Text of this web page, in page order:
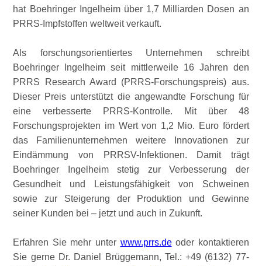
hat Boehringer Ingelheim über 1,7 Milliarden Dosen an
PRRS-Impfstoffen weltweit verkauft.
Als forschungsorientiertes Unternehmen schreibt
Boehringer Ingelheim seit mittlerweile 16 Jahren den
PRRS Research Award (PRRS-Forschungspreis) aus.
Dieser Preis unterstützt die angewandte Forschung für
eine verbesserte PRRS-Kontrolle. Mit über 48
Forschungsprojekten im Wert von 1,2 Mio. Euro fördert
das Familienunternehmen weitere Innovationen zur
Eindämmung von PRRSV-Infektionen. Damit trägt
Boehringer Ingelheim stetig zur Verbesserung der
Gesundheit und Leistungsfähigkeit von Schweinen
sowie zur Steigerung der Produktion und Gewinne
seiner Kunden bei – jetzt und auch in Zukunft.
Erfahren Sie mehr unter www.prrs.deoder kontaktieren
Sie gerne Dr. Daniel Brüggemann, Tel.: +49 (6132) 77-